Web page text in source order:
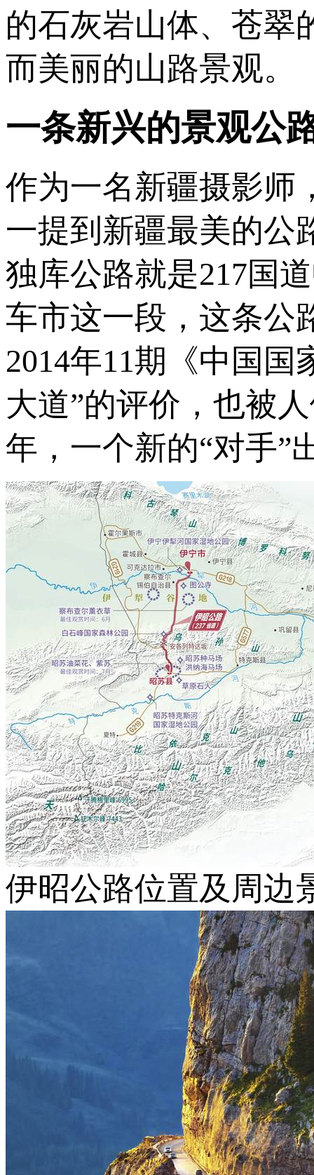
的石灰岩山体、苍翠
而美丽的山路景观。
一条新兴的景观公
作为一名新疆摄影师
一提到新疆最美的公
独库公路就是217国
车市这一段，这条公
2014年11期《中国
大道”的评价，也被
年，一个新的“对手”
伊昭公路位置及周边